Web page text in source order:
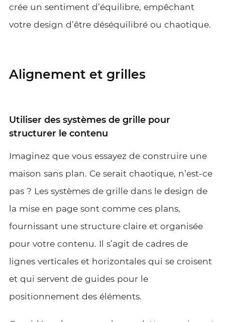
crée un sentiment d’équilibre, empêchant
votre design d’être déséquilibré ou chaotique.
Alignement et grilles
Utiliser des systèmes de grille pour
structurer le contenu
Imaginez que vous essayez de construire une
maison sans plan. Ce serait chaotique, n’est-ce
pas ? Les systèmes de grille dans le design de
la mise en page sont comme ces plans,
fournissant une structure claire et organisée
pour votre contenu. Il s’agit de cadres de
lignes verticales et horizontales qui se croisent
et qui servent de guides pour le
positionnement des éléments.